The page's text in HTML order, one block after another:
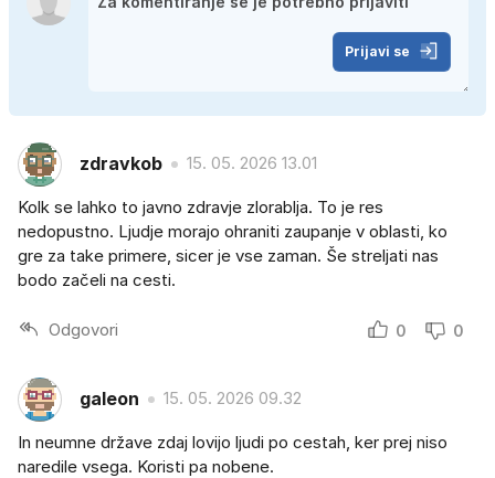
Prijavi se
zdravkob 15. 05. 2026 13.01
Kolk se lahko to javno zdravje zlorablja. To je res
nedopustno. Ljudje morajo ohraniti zaupanje v oblasti, ko
gre za take primere, sicer je vse zaman. Še streljati nas
bodo začeli na cesti.
Odgovori 0 0
galeon 15. 05. 2026 09.32
In neumne države zdaj lovijo ljudi po cestah, ker prej niso
naredile vsega. Koristi pa nobene.